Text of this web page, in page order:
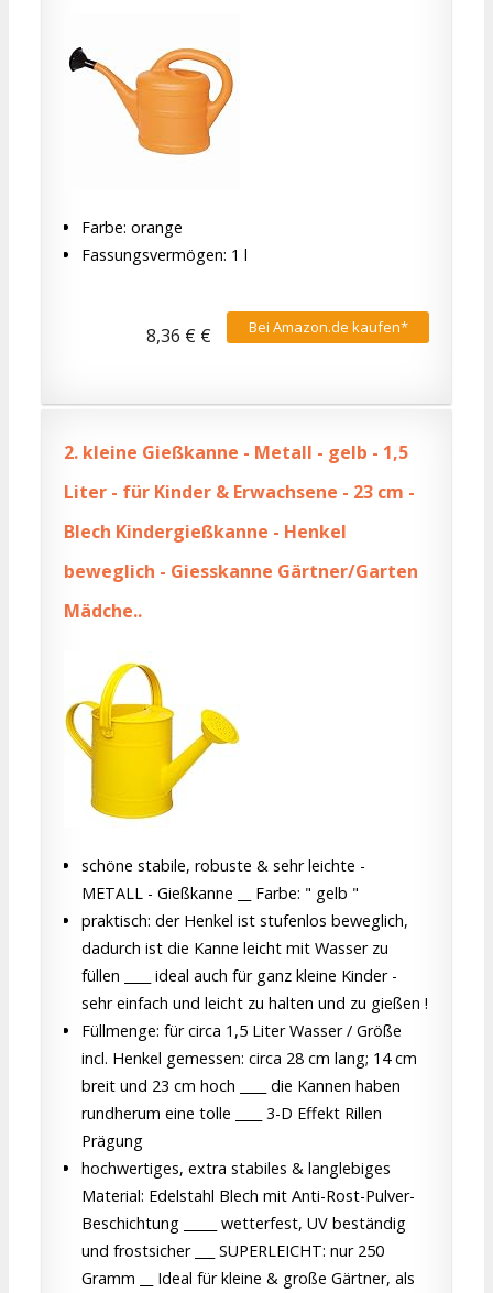
Farbe: orange
Fassungsvermögen: 1 l
Bei Amazon.de kaufen*
8,36 € €
2. kleine Gießkanne - Metall - gelb - 1,5
Liter - für Kinder & Erwachsene - 23 cm -
Blech Kindergießkanne - Henkel
beweglich - Giesskanne Gärtner/Garten
Mädche..
schöne stabile, robuste & sehr leichte -
METALL - Gießkanne __ Farbe: " gelb "
praktisch: der Henkel ist stufenlos beweglich,
dadurch ist die Kanne leicht mit Wasser zu
füllen ____ ideal auch für ganz kleine Kinder -
sehr einfach und leicht zu halten und zu gießen !
Füllmenge: für circa 1,5 Liter Wasser / Größe
incl. Henkel gemessen: circa 28 cm lang; 14 cm
breit und 23 cm hoch ____ die Kannen haben
rundherum eine tolle ____ 3-D Effekt Rillen
Prägung
hochwertiges, extra stabiles & langlebiges
Material: Edelstahl Blech mit Anti-Rost-Pulver-
Beschichtung _____ wetterfest, UV beständig
und frostsicher ___ SUPERLEICHT: nur 250
Gramm __ Ideal für kleine & große Gärtner, als